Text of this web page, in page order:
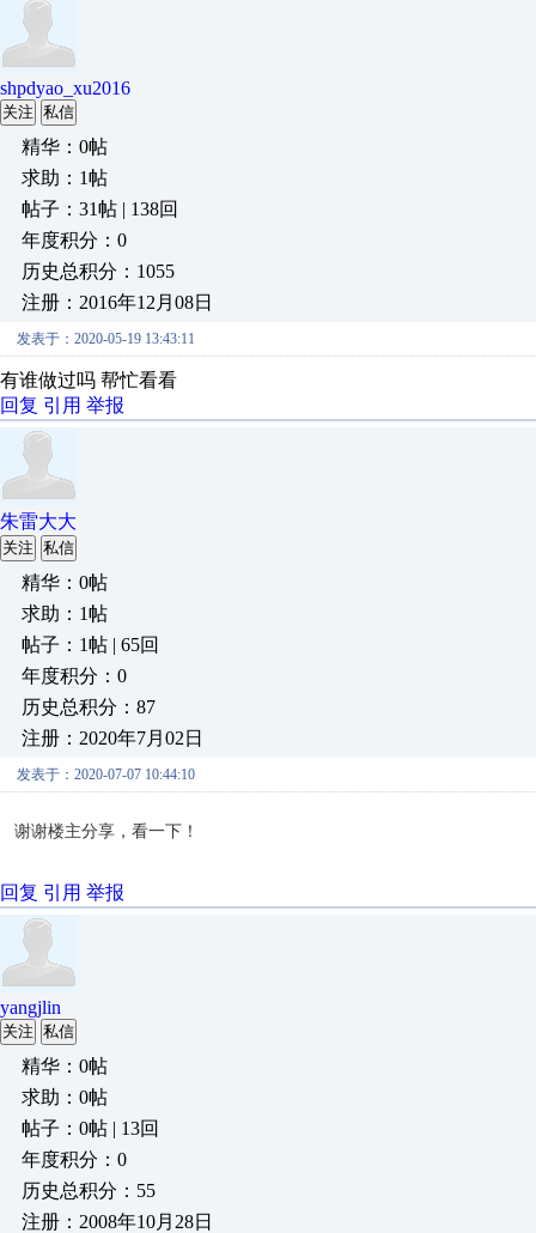
shpdyao_xu2016
关注 私信
精华：0帖
求助：1帖
帖子：31帖 | 138回
年度积分：0
历史总积分：1055
注册：2016年12月08日
发表于：2020-05-19 13:43:11
有谁做过吗 帮忙看看
回复 引用 举报
朱雷大大
关注 私信
精华：0帖
求助：1帖
帖子：1帖 | 65回
年度积分：0
历史总积分：87
注册：2020年7月02日
发表于：2020-07-07 10:44:10
谢谢楼主分享，看一下！
回复 引用 举报
yangjlin
关注 私信
精华：0帖
求助：0帖
帖子：0帖 | 13回
年度积分：0
历史总积分：55
注册：2008年10月28日